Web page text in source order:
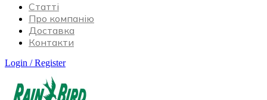
Статті
Про компанію
Доставка
Контакти
Login / Register